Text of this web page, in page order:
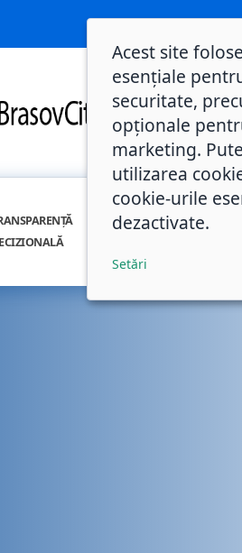
INTEGRITATE
Acest site
esențiale
securitate,
opționale
marketing.
utilizarea
cookie-urile
dezactivate.
Setări